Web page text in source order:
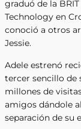
graduó de la
Technology en
conoció a otros
Jessie.
Adele estrenó
tercer sencillo de
millones de
amigos dándole
separación de su